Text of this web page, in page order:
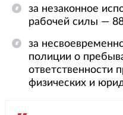
за незаконное
рабочей силы —
за
полиции о
ответственности
физических и